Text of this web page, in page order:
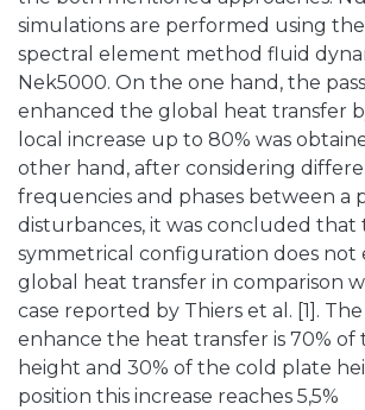
simulations are performed using
spectral element method fluid
Nek5000. On the one hand, the
enhanced the global heat transfer
local increase up to 80% was
other hand, after considering
frequencies and phases between a
disturbances, it was concluded that
symmetrical configuration does not
global heat transfer in comparison
case reported by Thiers et al. [1].
enhance the heat transfer is 70%
height and 30% of the cold plate
position this increase reaches 5,5%